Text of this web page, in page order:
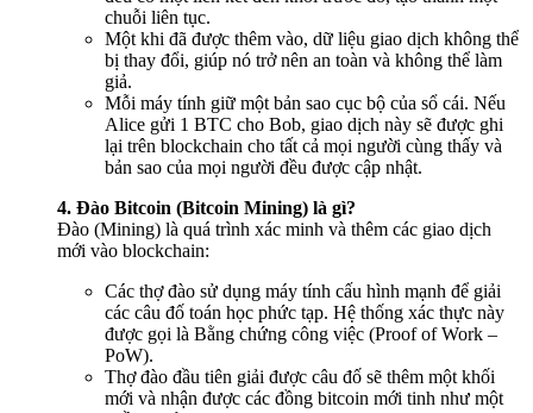
chuỗi liên tục.
Một khi đã được thêm vào, dữ liệu giao dịch không thể
bị thay đổi, giúp nó trở nên an toàn và không thể làm
giả.
Mỗi máy tính giữ một bản sao cục bộ của sổ cái. Nếu
Alice gửi 1 BTC cho Bob, giao dịch này sẽ được ghi
lại trên blockchain cho tất cả mọi người cùng thấy và
bản sao của mọi người đều được cập nhật.
4. Đào Bitcoin (Bitcoin Mining) là gì?
Đào (Mining) là quá trình xác minh và thêm các giao dịch
mới vào blockchain:
Các thợ đào sử dụng máy tính cấu hình mạnh để giải
các câu đố toán học phức tạp. Hệ thống xác thực này
được gọi là Bằng chứng công việc (Proof of Work –
PoW).
Thợ đào đầu tiên giải được câu đố sẽ thêm một khối
mới và nhận được các đồng bitcoin mới tinh như một